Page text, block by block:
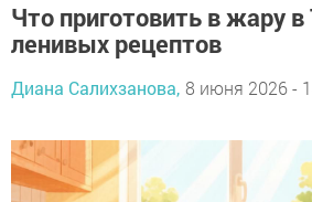
Что приготовить в жару в
ленивых рецептов
Диана Салихзанова, 8 июня 2026 -